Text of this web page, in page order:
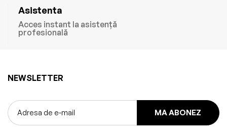
Asistenta
Acces instant la asistență
profesională
NEWSLETTER
MA ABONEZ